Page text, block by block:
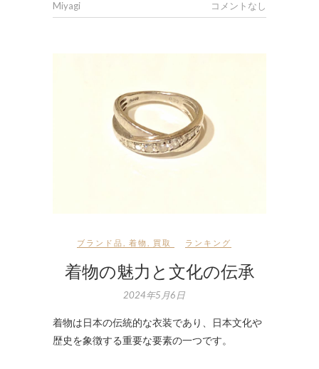
Miyagi コメントなし
ブランド品 着物 買取 ランキング
着物の魅力と文化の伝承
2024年5月6日
着物は日本の伝統的な衣装であり、日本文化や
歴史を象徴する重要な要素の一つです。